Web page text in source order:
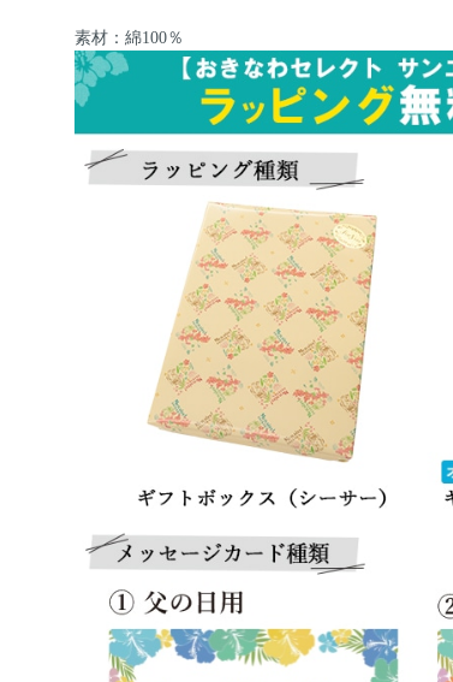
素材：綿100％